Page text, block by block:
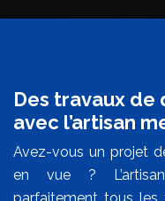
Des travaux de
avec l’artisan
Avez-vous un projet
en vue ?